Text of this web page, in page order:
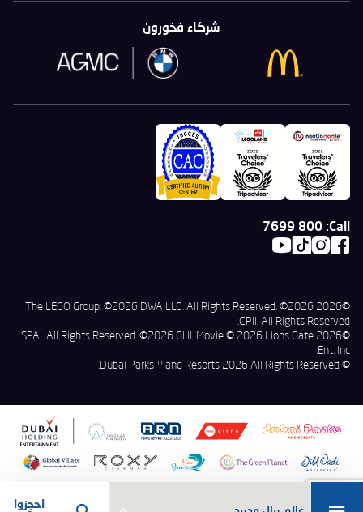
احجزوا
Call:
800 7699
شركاء فخورون
©2026 The LEGO Group. ©2026 DWA LLC. All Rights Reserved. ©2026
CPII. All Rights Reserved.
©2026 SPAI. All Rights Reserved. ©2026 GHI. Movie © 2026 Lions Gate
Ent. Inc.
© Dubai Parks™ and Resorts 2026 All Rights Reserved.